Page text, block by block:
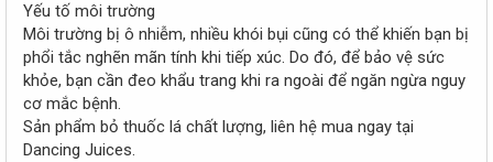
Yếu tố môi trường
Môi trường bị ô nhiễm, nhiều khói bụi cũng có thể khiến bạn bị
phổi tắc nghẽn mãn tính khi tiếp xúc. Do đó, để bảo vệ sức
khỏe, bạn cần đeo khẩu trang khi ra ngoài để ngăn ngừa nguy
cơ mắc bệnh.
Sản phẩm bỏ thuốc lá chất lượng, liên hệ mua ngay tại
Dancing Juices.